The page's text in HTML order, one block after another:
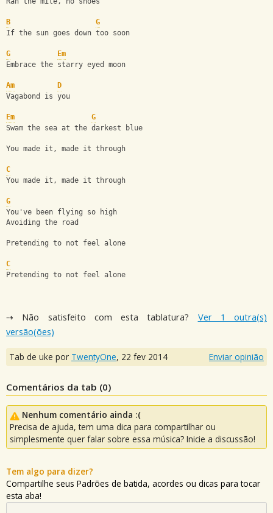
B
G
If the sun goes down too soon
G
Em
Embrace the starry eyed moon
Am
D
Vagabond is you
Em
G
Swam the sea at the darkest blue
You made it, made it through
C
You made it, made it through
G
You've been flying so high
Avoiding the road
Pretending to not feel alone
C
Pretending to not feel alone
⇢ Não satisfeito com esta tablatura? Ver 1 outra(s)
versão(ões)
Tab de uke por TwentyOne, 22 fev 2014 Enviar opinião
Comentários da tab (0)
Nenhum comentário ainda :(
Precisa de ajuda, tem uma dica para compartilhar ou
simplesmente quer falar sobre essa música? Inicie a discussão!
Tem algo para dizer?
Compartilhe seus Padrões de batida, acordes ou dicas para tocar
esta aba!